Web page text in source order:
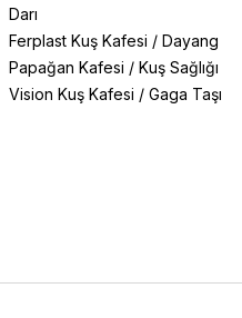
Darı
Ferplast Kuş Kafesi / Dayang
Papağan Kafesi / Kuş Sağlığı
Vision Kuş Kafesi / Gaga Taşı